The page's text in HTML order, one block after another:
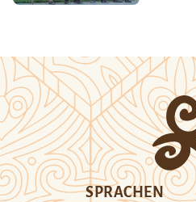
SPRACHEN